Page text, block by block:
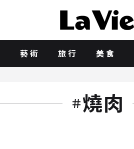
藝術 旅行 美食
燒肉